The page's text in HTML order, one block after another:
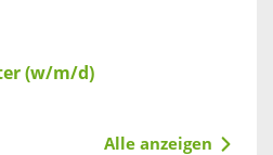
(w/m/d)
Alle anzeigen